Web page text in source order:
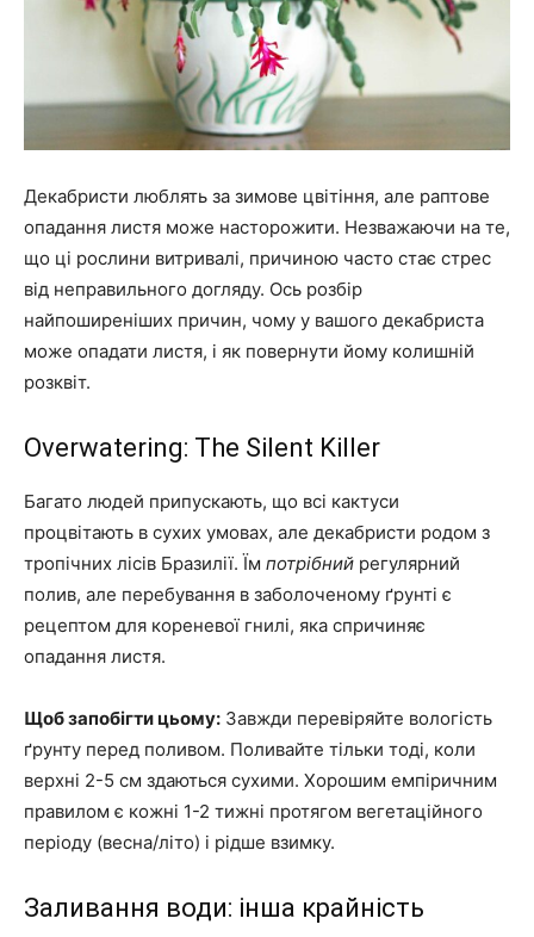
Декабристи люблять за зимове цвітіння, але раптове
опадання листя може насторожити. Незважаючи на те,
що ці рослини витривалі, причиною часто стає стрес
від неправильного догляду. Ось розбір
найпоширеніших причин, чому у вашого декабриста
може опадати листя, і як повернути йому колишній
розквіт.
Overwatering: The Silent Killer
Багато людей припускають, що всі кактуси
процвітають в сухих умовах, але декабристи родом з
тропічних лісів Бразилії. Їм потрібний регулярний
полив, але перебування в заболоченому ґрунті є
рецептом для кореневої гнилі, яка спричиняє
опадання листя.
Щоб запобігти цьому: Завжди перевіряйте вологість
ґрунту перед поливом. Поливайте тільки тоді, коли
верхні 2-5 см здаються сухими. Хорошим емпіричним
правилом є кожні 1-2 тижні протягом вегетаційного
періоду (весна/літо) і рідше взимку.
Заливання води: інша крайність